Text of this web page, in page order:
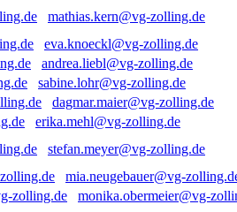
mathias.kern@vg-zolling.de
eva.knoeckl@vg-zolling.de
andrea.liebl@vg-zolling.de
sabine.lohr@vg-zolling.de
dagmar.maier@vg-zolling.de
erika.mehl@vg-zolling.de
stefan.meyer@vg-zolling.de
mia.neugebauer@vg-
monika.obermeier@vg-